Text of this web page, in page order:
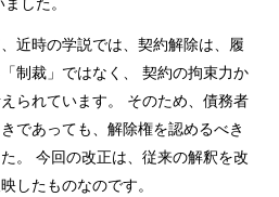
近時の学説では、契約解除は、履
制裁」ではなく、 契約の拘束力か
られています。 そのため、債務者
であっても、解除権を認めるべき
。 今回の改正は、従来の解釈を改
したものなのです。